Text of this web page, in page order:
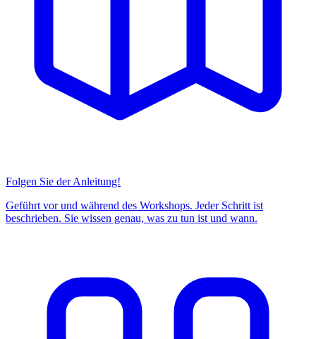
Folgen Sie der Anleitung!
Geführt vor und während des Workshops. Jeder Schritt ist
beschrieben. Sie wissen genau, was zu tun ist und wann.